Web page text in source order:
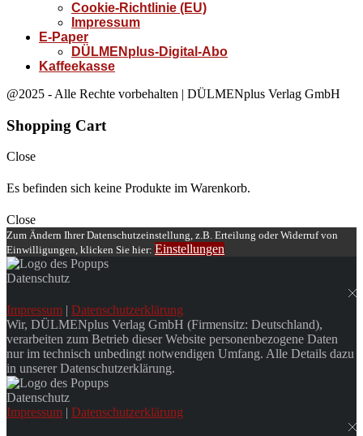
Cookie-Richtlinie (EU)
Impressum
E-Paper
DÜLMENplus-Digital-Abo
Kaffeekasse
@2025 - Alle Rechte vorbehalten | DÜLMENplus Verlag GmbH
Shopping Cart
Close
Es befinden sich keine Produkte im Warenkorb.
Close
Zum Ändern Ihrer Datenschutzeinstellung, z.B. Erteilung oder Widerruf von
Einwilligungen, klicken Sie hier: Einstellungen
Datenschutz
Impressum | Datenschutzerklärung
Wir, DÜLMENplus Verlag GmbH (Firmensitz: Deutschland),
verarbeiten zum Betrieb dieser Website personenbezogene Daten
nur im technisch unbedingt notwendigen Umfang. Alle Details dazu
in unserer Datenschutzerklärung.
Datenschutz
Impressum | Datenschutzerklärung